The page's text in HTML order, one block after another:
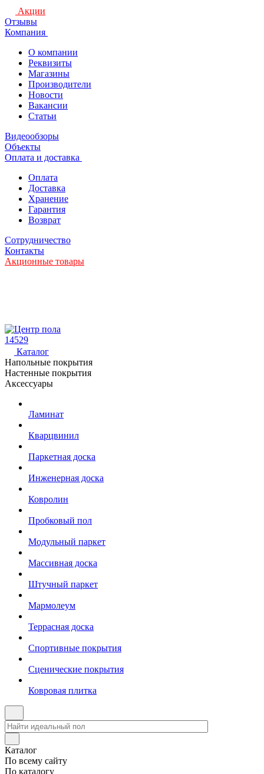
Акции
Отзывы
Компания
О компании
Реквизиты
Магазины
Производители
Новости
Вакансии
Статьи
Видеообзоры
Объекты
Оплата и доставка
Оплата
Доставка
Хранение
Гарантия
Возврат
Сотрудничество
Контакты
Акционные товары
14529
Каталог
Напольные покрытия
Настенные покрытия
Аксессуары
Ламинат
Кварцвинил
Паркетная доска
Инженерная доска
Ковролин
Пробковый пол
Модульный паркет
Массивная доска
Штучный паркет
Мармолеум
Террасная доска
Спортивные покрытия
Сценические покрытия
Ковровая плитка
Каталог
По всему сайту
По каталогу